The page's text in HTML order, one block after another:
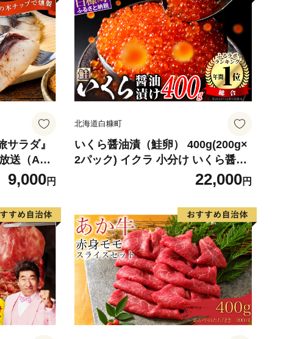
サラダ』
送（ABC
ック（1
4枚入）
9,000円
北海道白糠町
いくら醤油漬（鮭卵） 400g(200g×
2パック) イクラ 小分け いくら醤油
漬 鮭いくら いくら醤油漬け 鮭 鮭卵
ikura 醤油いくら 冷凍いくら いく
ら北海道 醤油鮭いくら 人気 大好評
品 北海道 白糠町
22,000円